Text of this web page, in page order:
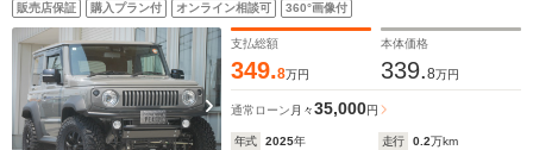
販売店保証 購入プラン付 オンライン相談可 360°画像付
支払総額
349.8万円
本体価格
339.8万円
通常ローン 月々35,000円
年式 2025年 走行 0.2万km